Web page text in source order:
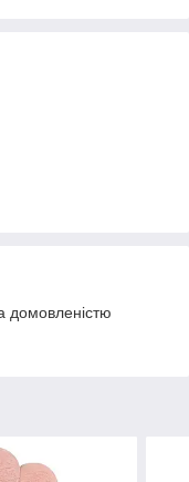
домовленістю